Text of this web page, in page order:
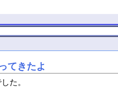
てきたよ
た。